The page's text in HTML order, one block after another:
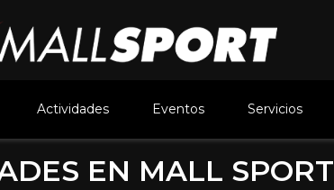
Actividades Eventos Servicios
EN MALL SPORT